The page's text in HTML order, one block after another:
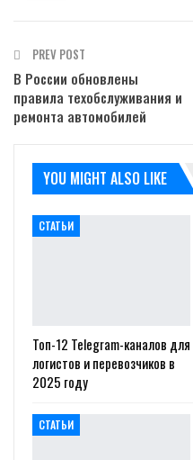
PREV POST
В России обновлены
правила техобслуживания и
ремонта автомобилей
YOU MIGHT ALSO LIKE
СТАТЬИ
Топ-12 Telegram-каналов для
логистов и перевозчиков в
2025 году
СТАТЬИ